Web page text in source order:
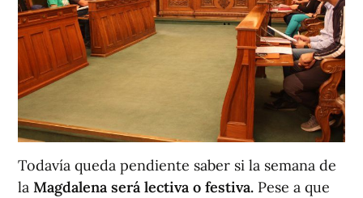
Todavía queda pendiente saber si la semana de
la Magdalena será lectiva o festiva. Pese a que